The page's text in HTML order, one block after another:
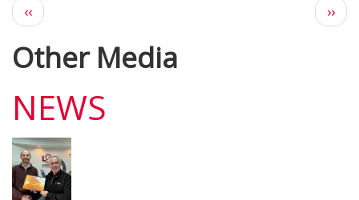
Poprzednia
strona
‹‹ ››
Other Media
NEWS